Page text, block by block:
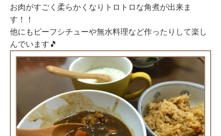
お肉がすごく柔らかくなりトロトロな角煮が出来ま
す！！
他にもビーフシチューや無水料理など作ったりして楽し
んでいます🎵